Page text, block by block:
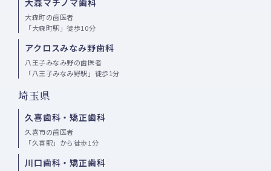
大森マチノマ歯科
大森町の歯医者
「大森町駅」徒歩10分
アクロスみなみ野歯科
八王子みなみ野の歯医者
「八王子みなみ野駅」徒歩1分
埼玉県
久喜歯科・矯正歯科
久喜市の歯医者
「久喜駅」から徒歩1分
川口歯科・矯正歯科